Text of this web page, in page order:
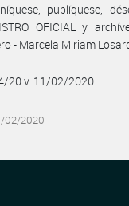
publíquese,
OFICIAL y
- Marcela Miriam
20 v. 11/02/2020
02/2020